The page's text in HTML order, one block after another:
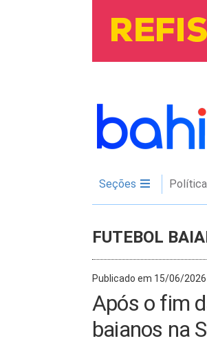
Seções Política
FUTEBOL
Publicado em 15/06/2026
Após o fim
baianos na